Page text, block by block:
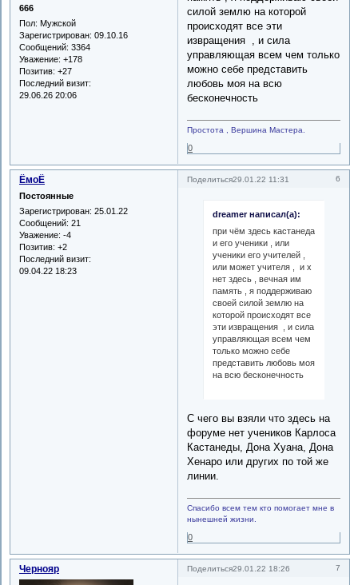
666
Пол: Мужской
Зарегистрирован: 09.10.16
Сообщений: 3364
Уважение: +178
Позитив: +27
Последний визит:
29.06.26 20:06
силой землю на которой
происходят все эти
извращения , и сила
управляющая всем чем только
можно себе представить
любовь моя на всю
бесконечность
Простота , Вершина Мастера.
0
Поделиться 6
29.01.22 11:31
ЁмоЁ
Постоянные
Зарегистрирован: 25.01.22
Сообщений: 21
Уважение: -4
Позитив: +2
Последний визит:
09.04.22 18:23
dreamer написал(а):
при чём здесь кастанеда
и его ученики , или
ученики его учителей ,
или может учителя , и х
нет здесь , вечная им
память , я поддерживаю
своей силой землю на
которой происходят все
эти извращения , и сила
управляющая всем чем
только можно себе
представить любовь моя
на всю бесконечность
С чего вы взяли что здесь на
форуме нет учеников Карлоса
Кастанеды, Дона Хуана, Дона
Хенаро или других по той же
линии.
Спасибо всем тем кто помогает мне в
нынешней жизни.
0
Поделиться 7
29.01.22 18:26
Чернояр